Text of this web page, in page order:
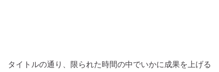
タイトルの通り、限られた時間の中でいかに成果を上げる